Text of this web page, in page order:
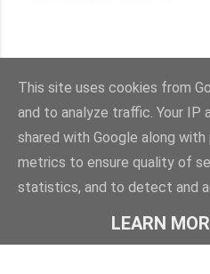
This site uses cookies from
and to analyze traffic. Your IP
shared with Google along
metrics to ensure quality of
statistics, and to detect and
LEARN